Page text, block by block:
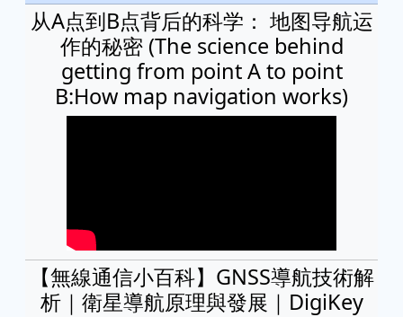
从A点到B点背后的科学： 地图导航运
作的秘密 (The science behind
getting from point A to point
B:How map navigation works)
【無線通信小百科】GNSS導航技術解
析｜衛星導航原理與發展｜DigiKey